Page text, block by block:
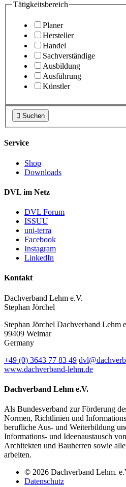
Tätigkeitsbereich
Planer
Hersteller
Handel
Sachverständige
Ausbildung
Ausführung
Künstler
 Suchen
Service
Shop
Downloads
DVL im Netz
DVL Forum
ISSUU
uni-terra
Facebook
Instagram
LinkedIn
Kontakt
Dachverband Lehm e.V.
Stephan Jörchel
Stephan Jörchel Dachverband Lehm
99409 Weimar
Germany
+49 (0) 3643 77 83 49
www.dachverband-lehm.de
Dachverband Lehm e.V.
Als Bundesverband zur Förderung
Normen, Richtlinien und
berufliche Aus- und Weiterbildung
Informations- und Ideenaustausch
Architekten und Bauherren sowie
arbeiten.
© 2026 Dachverband Lehm.
Datenschutz